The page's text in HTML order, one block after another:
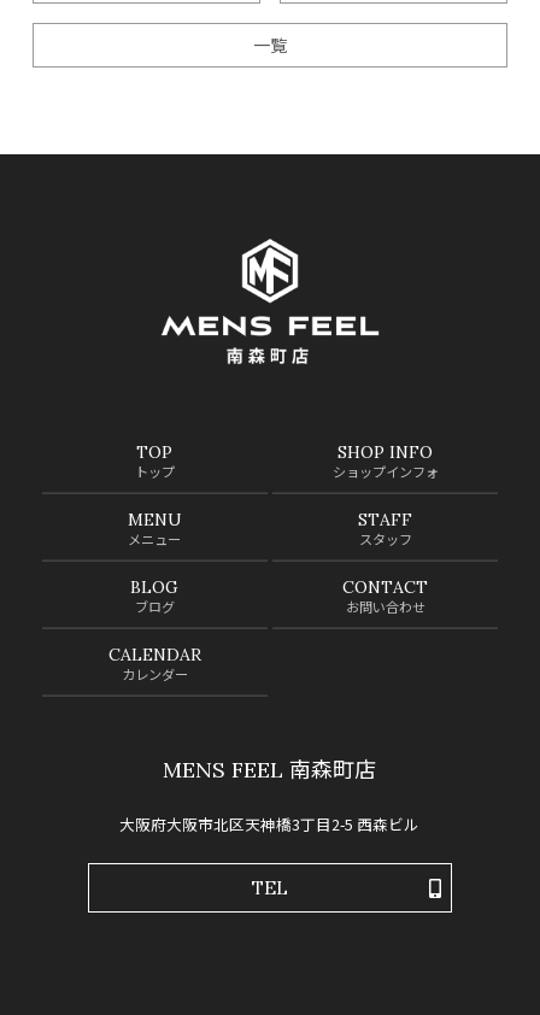
一覧
TOP
トップ
SHOP INFO
ショップインフォ
MENU
メニュー
STAFF
スタッフ
BLOG
ブログ
CONTACT
お問い合わせ
CALENDAR
カレンダー
MENS FEEL 南森町店
大阪府大阪市北区天神橋3丁目2-5 西森ビル
TEL